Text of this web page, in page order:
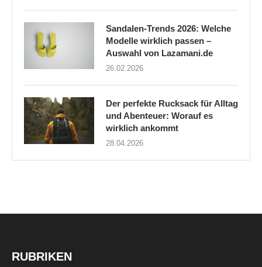
Sandalen-Trends 2026: Welche
Modelle wirklich passen –
Auswahl von Lazamani.de
26.02.2026
Der perfekte Rucksack für Alltag
und Abenteuer: Worauf es
wirklich ankommt
28.04.2026
RUBRIKEN